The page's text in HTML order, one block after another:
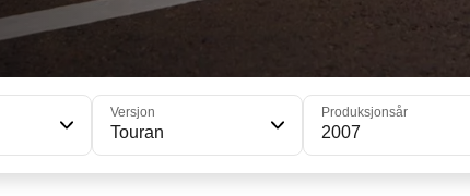
Versjon
Touran
Produksjonsår
2007